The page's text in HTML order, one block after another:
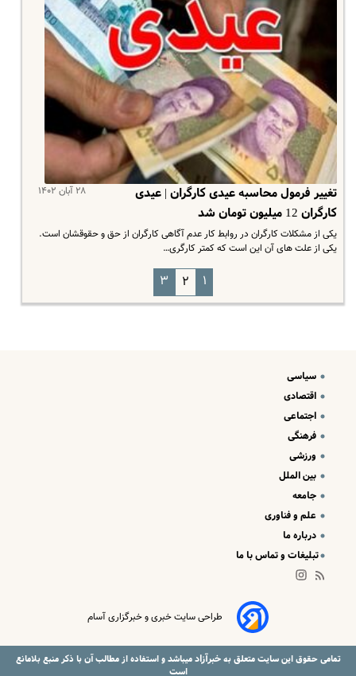
۲۸ آبان ۱۴۰۲
تغییر فرمول محاسبه عیدی کارگران | عیدی
کارگران 12 میلیون تومان شد
یکی از مشکلات کارگران در روابط کار عدم آگاهی کارگران از حق و حقوقشان است.
یکی از علت های آن این است که کمتر کارگری…
۱ ۲ ۳
سیاسی
اقتصادی
اجتماعی
فرهنگی
ورزشی
بین الملل
جامعه
علم و فناوری
درباره ما
تبلیغات و تماس با ما
طراحی سایت خبری و خبرگزاری آسام
تمامی حقوق این سایت متعلق بهخبرآزادمیباشد و استفاده از مطالب آن با ذکر منبع بلامانع
است